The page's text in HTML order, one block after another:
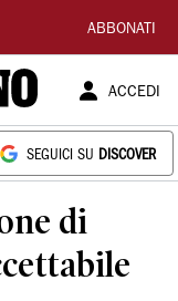
ABBONATI
ACCEDI
SEGUICI SU DISCOVER
di